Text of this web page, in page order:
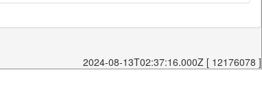
2024-08-13T02:37:16.000Z [ 12176078 ]